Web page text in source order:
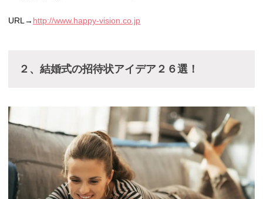
URL→ http://www.happy-vision.co.jp
２、結婚式の招待状アイデア２６選！